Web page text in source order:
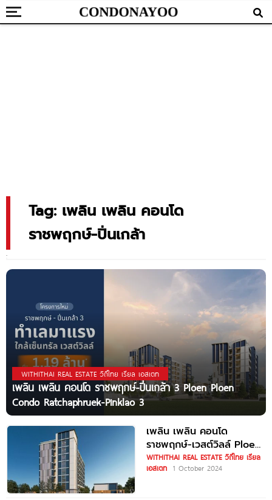
Tag: เพลิน เพลิน คอนโด
ราชพฤกษ์-ปิ่นเกล้า
WITHITHAI REAL ESTATE วิถีไทย เรียล เอสเตท
เพลิน เพลิน คอนโด ราชพฤกษ์-ปิ่นเกล้า 3 Ploen Ploen
Condo Ratchaphruek-Pinklao 3
เพลิน เพลิน คอนโด
ราชพฤกษ์-เวสต์วิลล์ Ploen
Ploen Condo
Ratchapruek-Westville
WITHITHAI REAL ESTATE วิถีไทย เรียล
เอสเตท 1 October 2024